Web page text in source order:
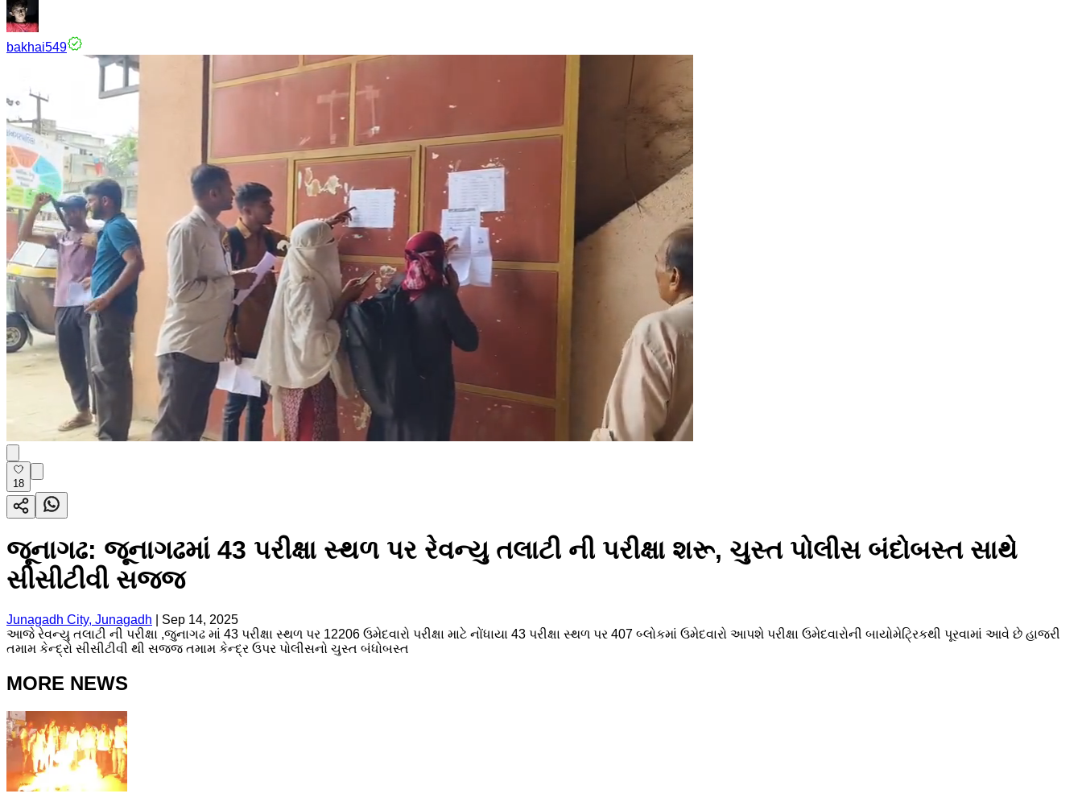
bakhai549
18
જૂનાગઢ: જૂનાગઢમાં 43 પરીક્ષા સ્થળ પર રેવન્યુ તલાટી ની પરીક્ષા શરૂ, ચુસ્ત પોલીસ બંદોબસ્ત સાથે
સીસીટીવી સજ્જ
Junagadh City, Junagadh
Sep 14, 2025
આજે રેવન્યુ તલાટી ની પરીક્ષા ,જુનાગઢ માં 43 પરીક્ષા સ્થળ પર 12206 ઉમેદવારો પરીક્ષા માટે નોંધાયા 43 પરીક્ષા સ્થળ પર 407 બ્લોકમાં ઉમેદવારો આપશે પરીક્ષા ઉમેદવારોની બાયોમેટ્રિકથી પૂરવામાં આવે છે હાજરી
તમામ કેન્દ્રો સીસીટીવી થી સજ્જ તમામ કેન્દ્ર ઉપર પોલીસનો ચુસ્ત બંધોબસ્ત
MORE NEWS